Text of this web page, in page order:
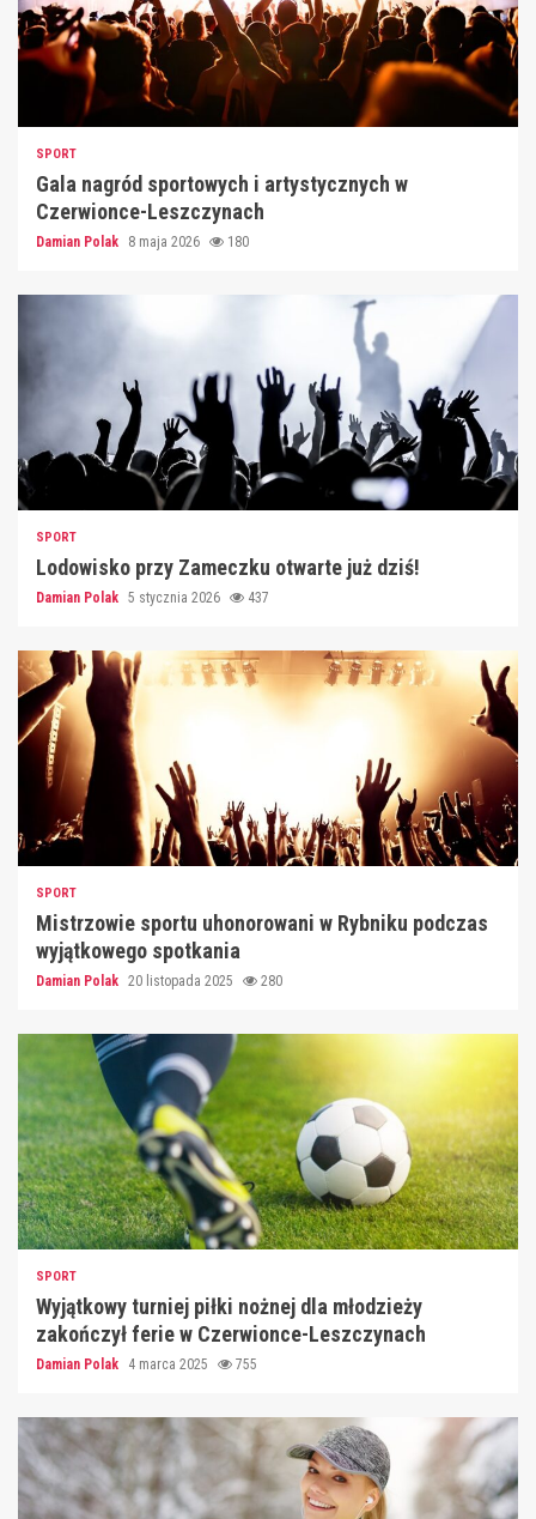
SPORT
Gala nagród sportowych i artystycznych w
Czerwionce-Leszczynach
Damian Polak 8 maja 2026 180
SPORT
Lodowisko przy Zameczku otwarte już dziś!
Damian Polak 5 stycznia 2026 437
SPORT
Mistrzowie sportu uhonorowani w Rybniku podczas
wyjątkowego spotkania
Damian Polak 20 listopada 2025 280
SPORT
Wyjątkowy turniej piłki nożnej dla młodzieży
zakończył ferie w Czerwionce-Leszczynach
Damian Polak 4 marca 2025 755